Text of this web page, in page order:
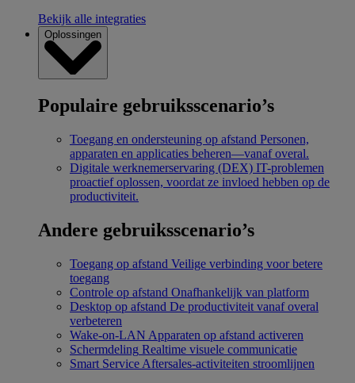
Bekijk alle integraties
Oplossingen
Populaire gebruiksscenario’s
Toegang en ondersteuning op afstand Personen,
apparaten en applicaties beheren—vanaf overal.
Digitale werknemerservaring (DEX) IT-problemen
proactief oplossen, voordat ze invloed hebben op de
productiviteit.
Andere gebruiksscenario’s
Toegang op afstand Veilige verbinding voor betere
toegang
Controle op afstand Onafhankelijk van platform
Desktop op afstand De productiviteit vanaf overal
verbeteren
Wake-on-LAN Apparaten op afstand activeren
Schermdeling Realtime visuele communicatie
Smart Service Aftersales-activiteiten stroomlijnen